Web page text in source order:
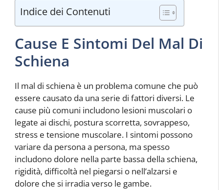
Indice dei Contenuti
Cause E Sintomi Del Mal Di
Schiena
Il mal di schiena è un problema comune che può
essere causato da una serie di fattori diversi. Le
cause più comuni includono lesioni muscolari o
legate ai dischi, postura scorretta, sovrappeso,
stress e tensione muscolare. I sintomi possono
variare da persona a persona, ma spesso
includono dolore nella parte bassa della schiena,
rigidità, difficoltà nel piegarsi o nell’alzarsi e
dolore che si irradia verso le gambe.